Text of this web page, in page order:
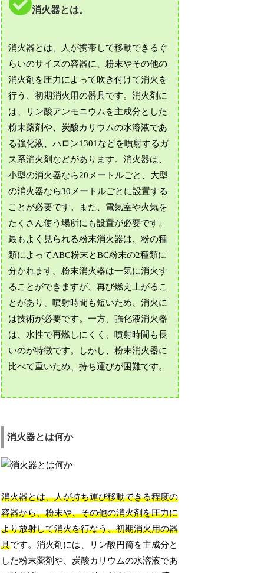
消火器とは。
消火器とは、人が携帯して移動できるぐ
らいのサイズの容器に、粉末やその他の
消火剤を圧力によって吹き付けて消火を
行う、初期消火用の器具です。消火剤に
は、リン酸アンモニウムを主成分とした
粉末薬剤や、炭酸カリウムの水溶液であ
る強化液、ハロン1301などを噴射するガ
ス系消火剤などがあります。消火器は、
小型の消火器なら20メートルごと、大型
の消火器なら30メートルごとに設置する
ことが必要です。また、電気室や火気を
たくさん使う場所にも設置が必要です。
最もよく見られる粉末消火器は、粉の種
類によってABC粉末とBC粉末の2種類に
分かれます。粉末消火器は一気に消火す
ることができますが、再び燃え上がるこ
とがあり、噴射時間も短いため、消火に
は技術が必要です。一方、強化液消火器
は、水性で再燃しにくく、噴射時間も長
いのが特徴です。しかし、粉末消火器に
比べて重いため、持ち運びが困難です。
消火器とは何か
消火器とは、人が持ち運び移動できる程度の
容器から、粉末や、その他の消火剤を圧力に
より放射して消火を行なう、初期消火用の器
具です。消火剤には、リン酸円筒を主成分と
した粉末薬剤や、炭酸カリウムの水溶液であ